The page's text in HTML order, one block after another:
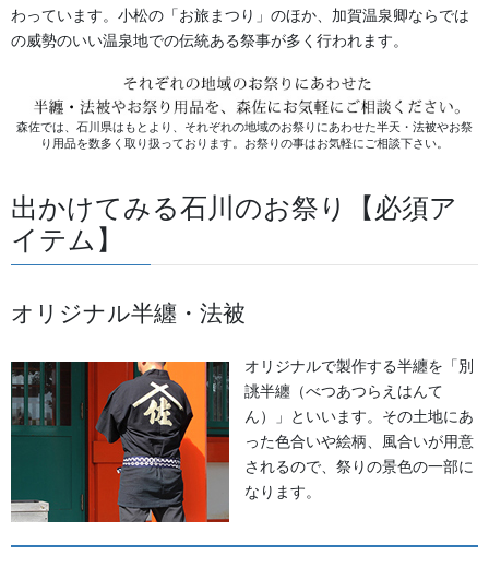
2023/06/19
法被・はっぴ・はんてん・印半纏
よもやま話
お祭用品・品目
獅子舞・衣裳・別仕立・小物
祭り前掛け・けんたい・胸当て
提灯 祭
幕・のぼり
わっています。小松の「お旅まつり」のほか、加賀温泉卿ならでは
の威勢のいい温泉地での伝統ある祭事が多く行われます。
森佐では、石川県はもとより、それぞれの地域のお祭りにあわせた半天・法被やお祭
り用品を数多く取り扱っております。お祭りの事はお気軽にご相談下さい。
出かけてみる石川のお祭り【必須ア
イテム】
オリジナル半纏・法被
オリジナルで製作する半纏を「別
誂半纏（べつあつらえはんて
ん）」といいます。その土地にあ
った色合いや絵柄、風合いが用意
されるので、祭りの景色の一部に
なります。